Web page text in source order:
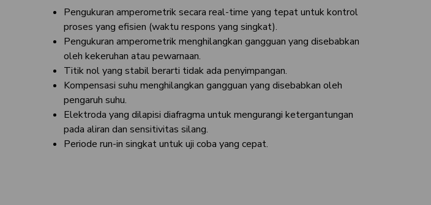
Pengukuran amperometrik secara real-time yang tepat untuk kontrol
proses yang efisien (waktu respons yang singkat).
Pengukuran amperometrik menghilangkan gangguan yang disebabkan
oleh kekeruhan atau pewarnaan.
Titik nol yang stabil berarti tidak ada penyimpangan.
Kompensasi suhu menghilangkan gangguan yang disebabkan oleh
pengaruh suhu.
Elektroda yang dilapisi diafragma untuk mengurangi ketergantungan
pada aliran dan sensitivitas silang.
Periode run-in singkat untuk uji coba yang cepat.